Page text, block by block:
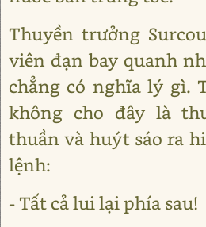
Thuyền trưởng
viên đạn bay quanh
chẳng có nghĩa lý gì.
không cho đây là
thuần và huýt sáo ra
lệnh:
- Tất cả lui lại phía sau!